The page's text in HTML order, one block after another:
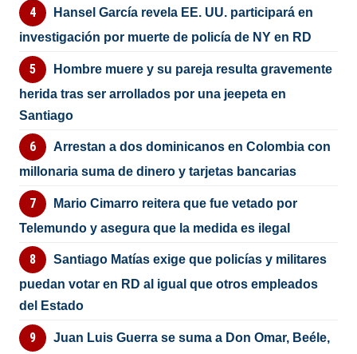
Hansel García revela EE. UU. participará en
investigación por muerte de policía de NY en RD
Hombre muere y su pareja resulta gravemente
herida tras ser arrollados por una jeepeta en
Santiago
Arrestan a dos dominicanos en Colombia con
millonaria suma de dinero y tarjetas bancarias
Mario Cimarro reitera que fue vetado por
Telemundo y asegura que la medida es ilegal
Santiago Matías exige que policías y militares
puedan votar en RD al igual que otros empleados
del Estado
Juan Luis Guerra se suma a Don Omar, Beéle,